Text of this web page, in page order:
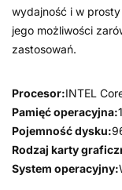
wydajność i w
jego możliwości
zastosowań.
Procesor:INTEL
Pamięć operacyjna:
Pojemność dysku:
Rodzaj karty
System operacyjny: